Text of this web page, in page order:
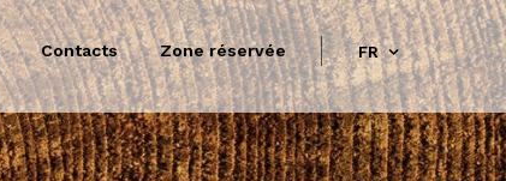
FR
Contacts Zone réservée